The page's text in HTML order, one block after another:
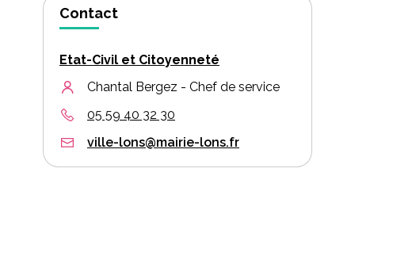
Contact
Etat-Civil et Citoyenneté
Chantal Bergez - Chef de service
05 59 40 32 30
ville-lons@mairie-lons.fr